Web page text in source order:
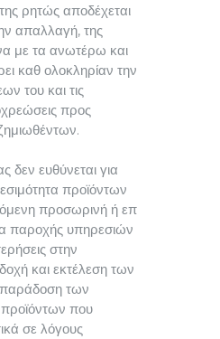
ρητώς αποδέχεται
απαλλαγή, της
με τα ανωτέρω και
καθ ολοκληρίαν την
του και τις
προς
δεν ευθύνεται για
προϊόντων
προσωρινή ή επ
παροχής υπηρεσιών
στην
και εκτέλεση των
των
που
σε λόγους